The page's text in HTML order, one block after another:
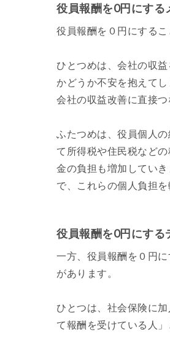
役員報酬を0円にする
役員報酬を０円にする
ひとつめは、会社の収
かどうか不安を抱えて
会社の収益改善に直接つ
ふたつめは、役員個人
て所得税や住民税など
金の負担も増加してい
で、これらの個人負担を
役員報酬を0円にする
一方、役員報酬を０円
があります。
ひとつは、社会保険に
て報酬を受けている人